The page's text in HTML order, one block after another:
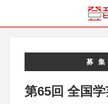
募
第65回 全国